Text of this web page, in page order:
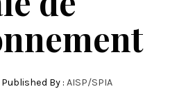
Published By : AISP/SPIA